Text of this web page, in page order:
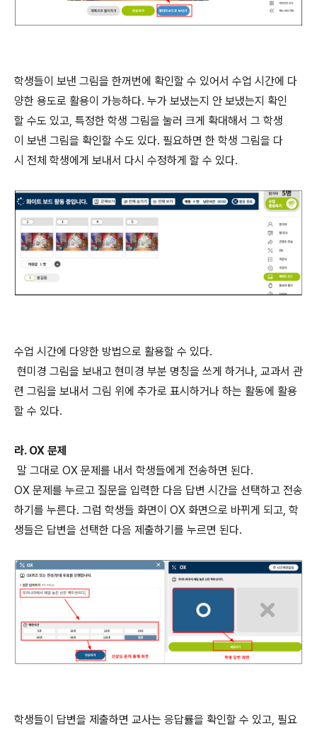
학생들이 보낸 그림을 한꺼번에 확인할 수 있어서 수업 시간에 다
양한 용도로 활용이 가능하다. 누가 보냈는지 안 보냈는지 확인
할 수도 있고, 특정한 학생 그림을 눌러 크게 확대해서 그 학생
이 보낸 그림을 확인할 수도 있다. 필요하면 한 학생 그림을 다
시 전체 학생에게 보내서 다시 수정하게 할 수 있다.
수업 시간에 다양한 방법으로 활용할 수 있다.
현미경 그림을 보내고 현미경 부분 명칭을 쓰게 하거나, 교과서 관
련 그림을 보내서 그림 위에 추가로 표시하거나 하는 활동에 활용
할 수 있다.
라. OX 문제
말 그대로 OX 문제를 내서 학생들에게 전송하면 된다.
OX 문제를 누르고 질문을 입력한 다음 답변 시간을 선택하고 전송
하기를 누른다. 그럼 학생들 화면이 OX 화면으로 바뀌게 되고, 학
생들은 답변을 선택한 다음 제출하기를 누르면 된다.
학생들이 답변을 제출하면 교사는 응답률을 확인할 수 있고, 필요